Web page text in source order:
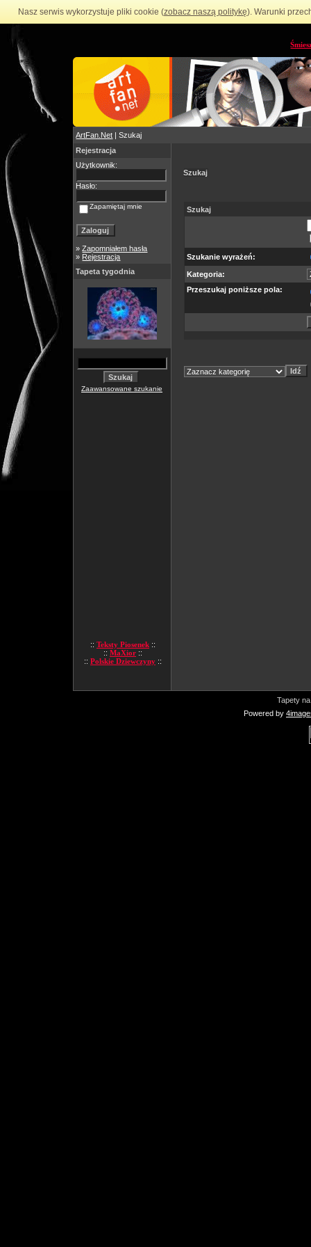
Nasz serwis wykorzystuje pliki cookie (zobacz naszą politykę). Warunki
ArtFan.Net | Szukaj
Rejestracja
Użytkownik:
Hasło:
Zapamiętaj mnie
»Zapomniałem hasła
» Rejestracja
Tapeta tygodnia
Zaawansowane szukanie
:: Teksty Piosenek ::
:: MaXior ::
:: Polskie Dziewczyny ::
Szukaj
Szukaj
Szukanie wyrażeń:
Kategoria:
Przeszukaj poniższe pola:
Tapety
Powered by